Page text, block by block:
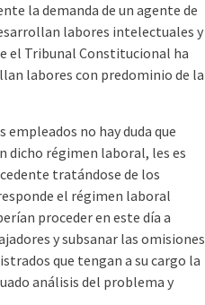
la demanda de un agente de
labores intelectuales y
el Tribunal Constitucional ha
labores con predominio de la
no hay duda que
dicho régimen laboral, les es
tratándose de los
el régimen laboral
proceder en este día a
y subsanar las omisiones
que tengan a su cargo la
análisis del problema y